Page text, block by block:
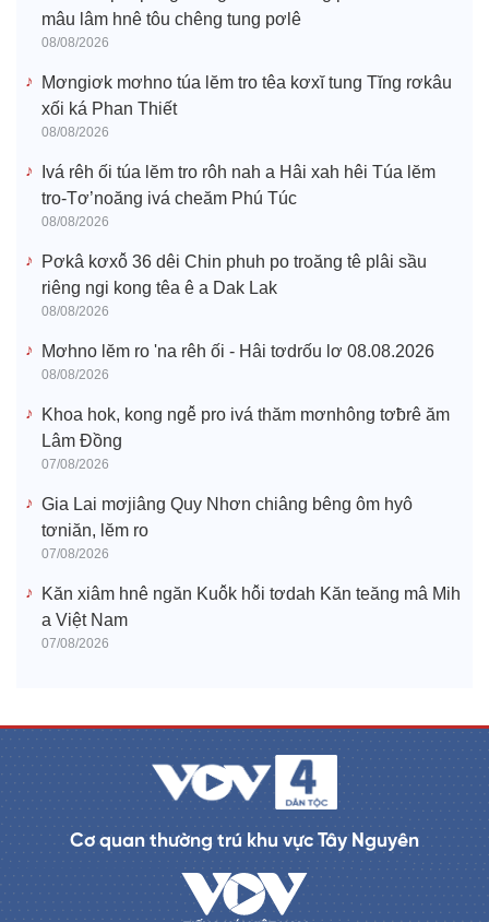
mâu lâm hnê tôu chêng tung pơlê
08/08/2026
Mơngiơk mơhno túa lĕm tro têa kơxĭ tung Tĭng rơkâu
xối ká Phan Thiết
08/08/2026
Ivá rêh ối túa lĕm tro rôh nah a Hâi xah hêi Túa lĕm
tro-Tơ’noăng ivá cheăm Phú Túc
08/08/2026
Pơkâ kơxô̆ 36 dêi Chin phuh po troăng tê plâi sầu
riêng ngi kong têa ê a Dak Lak
08/08/2026
Mơhno lĕm ro 'na rêh ối - Hâi tơdrốu lơ 08.08.2026
08/08/2026
Khoa hok, kong ngê̆ pro ivá thăm mơnhông tơƀrê ăm
Lâm Đồng
07/08/2026
Gia Lai mơjiâng Quy Nhơn chiâng bêng ôm hyô
tơniăn, lĕm ro
07/08/2026
Kăn xiâm hnê ngăn Kuô̆k hô̆i tơdah Kăn teăng mâ Mih
a Việt Nam
07/08/2026
Cơ quan thường trú khu vực Tây Nguyên